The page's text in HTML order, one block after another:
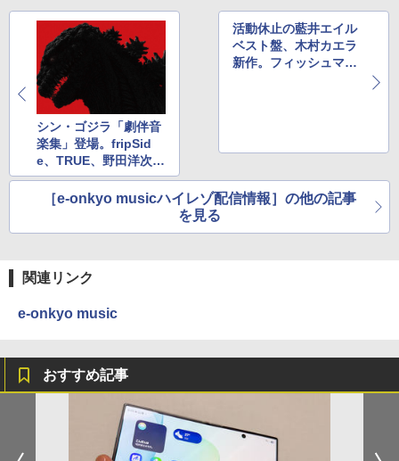
シン・ゴジラ「劇伴音
楽集」登場。fripSid
e、TRUE、野田洋次郎
ソロ“illion”など
活動休止の藍井エイル
ベスト盤、木村カエラ
新作。フィッシュマン
［e-onkyo musicハイレゾ配信情報］の他の記事
を見る
関連リンク
e-onkyo music
おすすめ記事